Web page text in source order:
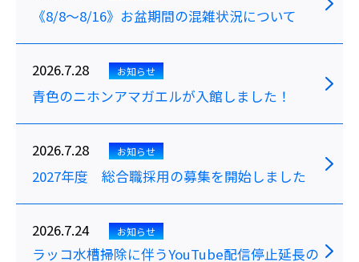
《8/8～8/16》お盆期間の混雑状況について
2026.7.28 お知らせ
青色のニホンアマガエルが入館しました！
2026.7.28 お知らせ
2027年度 総合職採用の募集を開始しました
2026.7.24 お知らせ
ラッコ水槽掃除に伴うYouTube配信停止延長の